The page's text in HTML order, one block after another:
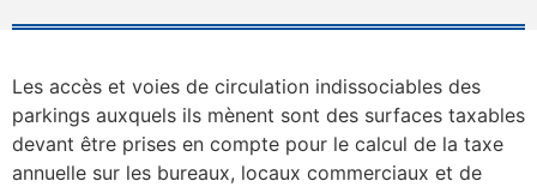
Les accès et voies de circulation indissociables des
parkings auxquels ils mènent sont des surfaces taxables
devant être prises en compte pour le calcul de la taxe
annuelle sur les bureaux, locaux commerciaux et de